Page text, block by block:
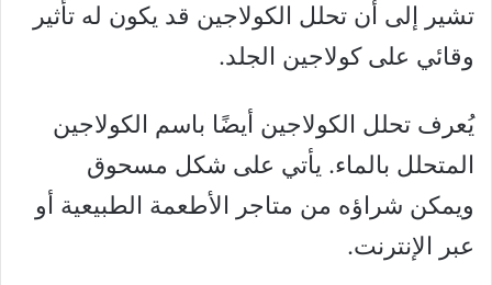
تشير إلى أن تحلل الكولاجين قد يكون له تأثير
وقائي على كولاجين الجلد.
يُعرف تحلل الكولاجين أيضًا باسم الكولاجين
المتحلل بالماء. يأتي على شكل مسحوق
ويمكن شراؤه من متاجر الأطعمة الطبيعية أو
عبر الإنترنت.